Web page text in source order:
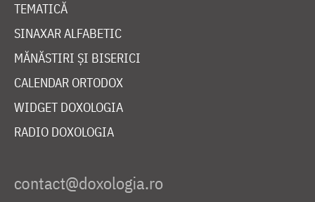
TEMATICĂ
SINAXAR ALFABETIC
MĂNĂSTIRI ȘI BISERICI
CALENDAR ORTODOX
WIDGET DOXOLOGIA
RADIO DOXOLOGIA